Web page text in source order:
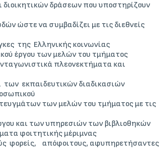
δράσεων που υποστηρίζουν
ώστε να συμβαδίζει με τις διεθνείς
της Ελληνικής κοινωνίας
έργου των μελών του τμήματος
πλεονεκτήματα και
εκπαιδευτικών διαδικασιών
των μελών του τμήματος με τις
και των υπηρεσιών των βιβλιοθηκών
φοιτητικής μέριμνας
φορείς, απόφοιτους, αφυπηρετήσαντες